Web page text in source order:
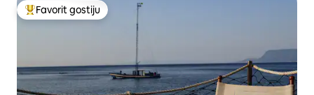
Glavni favorit gostiju
Favorit gostiju